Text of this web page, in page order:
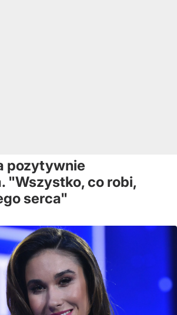
pozytywnie
"Wszystko, co robi,
serca"